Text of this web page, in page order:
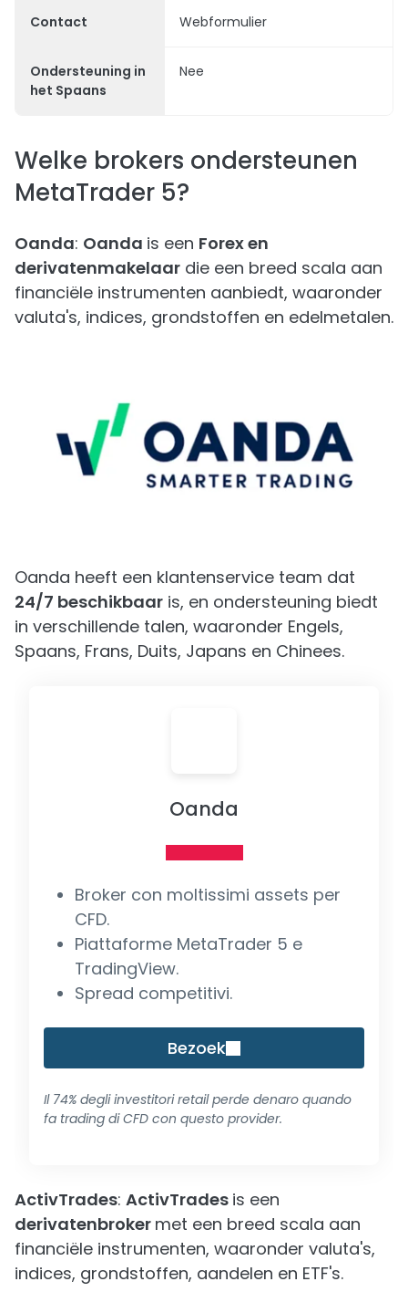
Contact Webformulier
Ondersteuning in
het Spaans
Nee
Welke brokers ondersteunen
MetaTrader 5?
Oanda: Oanda is een Forex en
derivatenmakelaar die een breed scala aan
financiële instrumenten aanbiedt, waaronder
valuta's, indices, grondstoffen en edelmetalen.
Oanda heeft een klantenservice team dat
24/7 beschikbaar is, en ondersteuning biedt
in verschillende talen, waaronder Engels,
Spaans, Frans, Duits, Japans en Chinees.
Oanda
Broker con moltissimi assets per
CFD.
Piattaforme MetaTrader 5 e
TradingView.
Spread competitivi.
Bezoek
Il 74% degli investitori retail perde denaro quando
fa trading di CFD con questo provider.
ActivTrades: ActivTrades is een
derivatenbroker met een breed scala aan
financiële instrumenten, waaronder valuta's,
indices, grondstoffen, aandelen en ETF's.